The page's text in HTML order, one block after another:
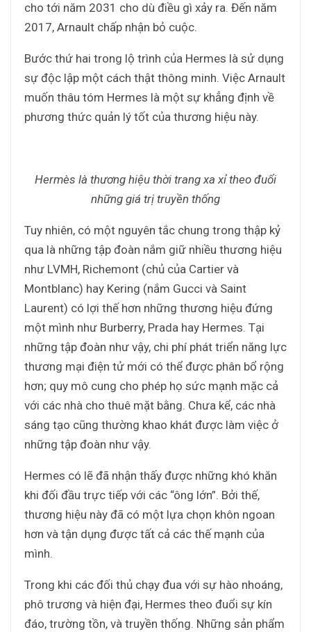
cho tới năm 2031 cho dù điều gì xảy ra. Đến năm
2017, Arnault chấp nhận bỏ cuộc.
Bước thứ hai trong lộ trình của Hermes là sử dụng
sự độc lập một cách thật thông minh. Việc Arnault
muốn thâu tóm Hermes là một sự khẳng định về
phương thức quản lý tốt của thương hiệu này.
Hermès là thương hiệu thời trang xa xỉ theo đuổi
những giá trị truyền thống
Tuy nhiên, có một nguyên tắc chung trong thập kỷ
qua là những tập đoàn nắm giữ nhiều thương hiệu
như LVMH, Richemont (chủ của Cartier và
Montblanc) hay Kering (nắm Gucci và Saint
Laurent) có lợi thế hơn những thương hiệu đứng
một mình như Burberry, Prada hay Hermes. Tại
những tập đoàn như vậy, chi phí phát triển năng lực
thương mại điện tử mới có thể được phân bổ rộng
hơn; quy mô cung cho phép họ sức mạnh mặc cả
với các nhà cho thuê mặt bằng. Chưa kể, các nhà
sáng tạo cũng thường khao khát được làm việc ở
những tập đoàn như vậy.
Hermes có lẽ đã nhận thấy được những khó khăn
khi đối đầu trực tiếp với các “ông lớn”. Bởi thế,
thương hiệu này đã có một lựa chọn khôn ngoan
hơn và tận dụng được tất cả các thế mạnh của
mình.
Trong khi các đối thủ chạy đua với sự hào nhoáng,
phô trương và hiện đại, Hermes theo đuổi sự kín
đáo, trường tồn, và truyền thống. Những sản phẩm